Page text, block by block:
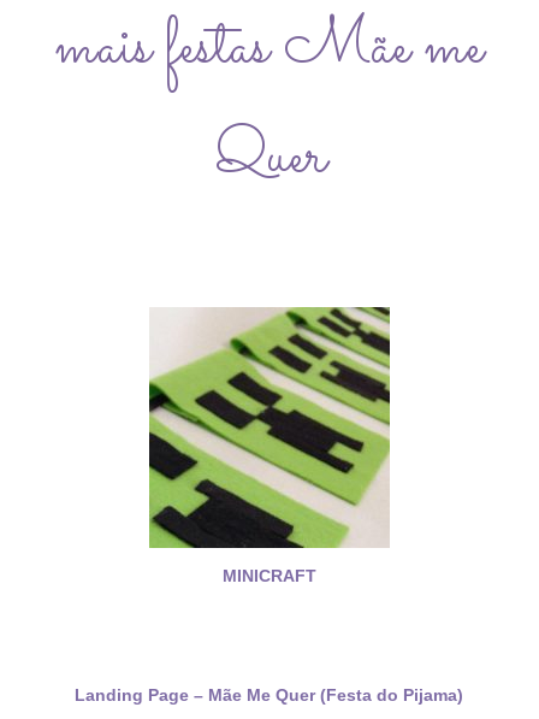
mais festas Mãe me
Quer
MINICRAFT
Landing Page – Mãe Me Quer (Festa do Pijama)